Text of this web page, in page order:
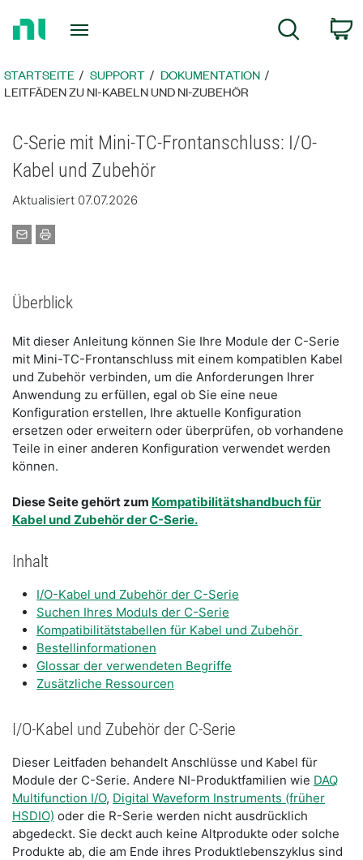
zur
Suche
STARTSEITE SUPPORT
DOKUMENTATION
LEITFÄDEN ZU NI-KABELN UND NI-ZUBEHÖR
C-Serie mit Mini-TC-Frontanschluss: I/O-
Kabel und Zubehör
Aktualisiert 07.07.2026
Überblick
Mit dieser Anleitung können Sie Ihre Module der C-Serie
mit Mini-TC-Frontanschluss mit einem kompatiblen Kabel
und Zubehör verbinden, um die Anforderungen Ihrer
Anwendung zu erfüllen, egal ob Sie eine neue
Konfiguration erstellen, Ihre aktuelle Konfiguration
ersetzen oder erweitern oder überprüfen, ob vorhandene
Teile in einer anderen Konfiguration verwendet werden
können.
Diese Seite gehört zum Kompatibilitätshandbuch für
Kabel und Zubehör der C-Serie.
Inhalt
I/O-Kabel und Zubehör der C-Serie
Suchen Ihres Moduls der C-Serie
Kompatibilitätstabellen für Kabel und Zubehör
Bestellinformationen
Glossar der verwendeten Begriffe
Zusätzliche Ressourcen
I/O-Kabel und Zubehör der C-Serie
Dieser Leitfaden behandelt Anschlüsse und Kabel für
Module der C-Serie. Andere NI-Produktfamilien wie DAQ
Multifunction I/O, Digital Waveform Instruments (früher
HSDIO) oder die R-Serie werden nicht ausdrücklich
abgedeckt. Sie deckt auch keine Altprodukte oder solche
Produkte ab, die am Ende ihres Produktlebenszyklus sind